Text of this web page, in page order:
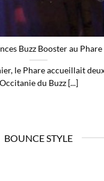
Buzz Booster au Phare
le Phare accueillait
Occitanie du Buzz [...]
BOUNCE STYLE